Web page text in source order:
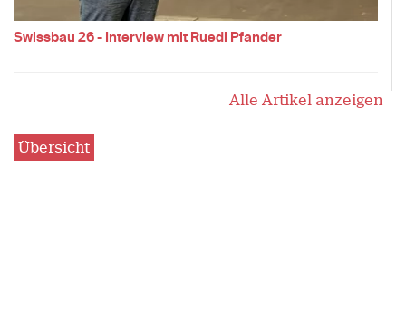
Swissbau 26 - Interview mit Ruedi Pfander
Alle Artikel anzeigen
Übersicht